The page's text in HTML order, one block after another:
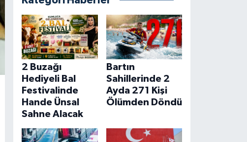
2 Buzağı
Hediyeli Bal
Festivalinde
Hande Ünsal
Sahne Alacak
Bartın
Sahillerinde 2
Ayda 271 Kişi
Ölümden Döndü